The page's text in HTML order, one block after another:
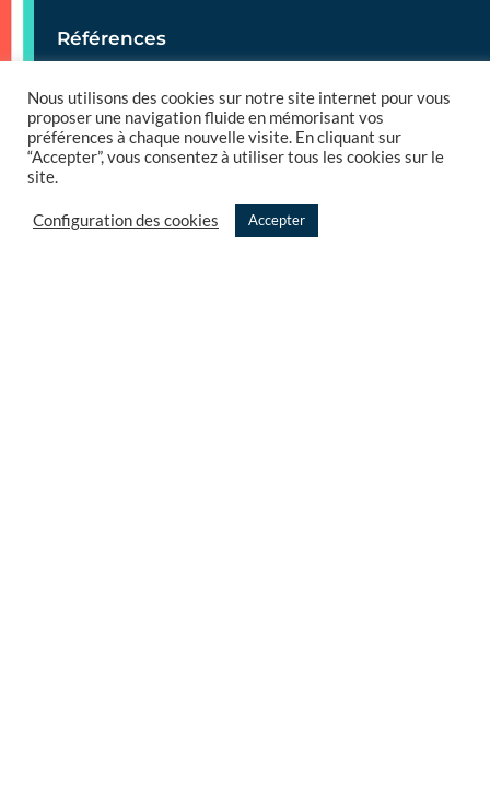
Références
Partenariats
Nous utilisons des cookies sur notre site internet pour vous
proposer une navigation fluide en mémorisant vos
préférences à chaque nouvelle visite. En cliquant sur
“Accepter”, vous consentez à utiliser tous les cookies sur le
site.
Configuration des cookies Accepter